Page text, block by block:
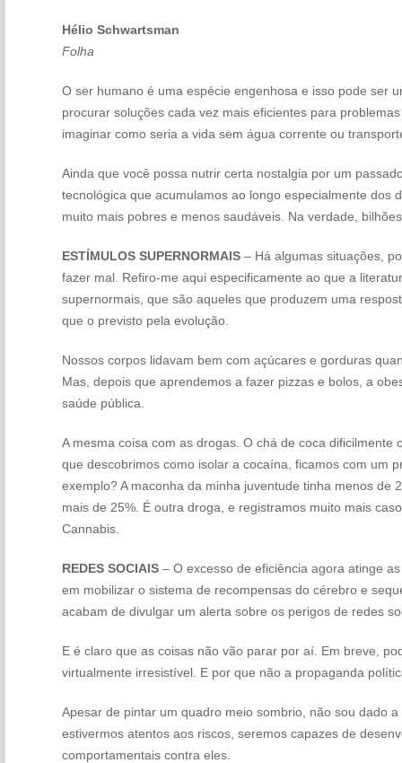
Hélio Schwartsman
Folha
O ser humano é uma espécie engenhosa e isso pode ser
procurar soluções cada vez mais eficientes para
imaginar como seria a vida sem água corrente ou
Ainda que você possa nutrir certa nostalgia por um
tecnológica que acumulamos ao longo especialmente dos
muito mais pobres e menos saudáveis. Na verdade,
ESTÍMULOS SUPERNORMAIS– Há algumas situações,
fazer mal. Refiro-me aqui especificamente ao que a
supernormais, que são aqueles que produzem uma
que o previsto pela evolução.
Nossos corpos lidavam bem com açúcares e gorduras
Mas, depois que aprendemos a fazer pizzas e bolos, a
saúde pública.
A mesma coisa com as drogas. O chá de coca dificilmente
que descobrimos como isolar a cocaína, ficamos com um
exemplo? A maconha da minha juventude tinha menos de
mais de 25%. É outra droga, e registramos muito mais
Cannabis.
REDES SOCIAIS– O excesso de eficiência agora atinge
em mobilizar o sistema de recompensas do cérebro e
acabam de divulgar um alerta sobre os perigos de redes
E é claro que as coisas não vão parar por aí. Em breve,
virtualmente irresistível. E por que não a propaganda
Apesar de pintar um quadro meio sombrio, não sou dado
estivermos atentos aos riscos, seremos capazes de
comportamentais contra eles.